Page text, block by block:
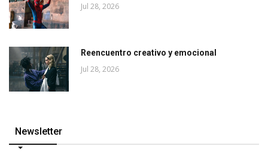
Jul 28, 2026
Reencuentro creativo y emocional
Jul 28, 2026
Newsletter